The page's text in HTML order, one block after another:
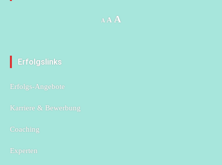
A Decrease
A Reset
A
Erfolgslinks
Erfolgs-Angebote
Karriere & Bewerbung
Coaching
Experten